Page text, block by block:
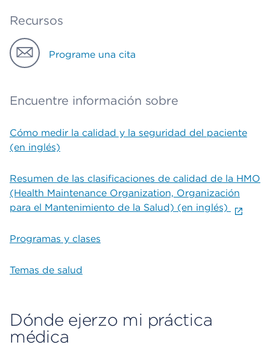
Recursos
Programe una cita
Encuentre información sobre
Cómo medir la calidad y la seguridad del paciente
(en inglés)
Resumen de las clasificaciones de calidad de la HMO
(Health Maintenance Organization, Organización
para el Mantenimiento de la Salud) (en inglés)
Programas y clases
Temas de salud
Dónde ejerzo mi práctica
médica